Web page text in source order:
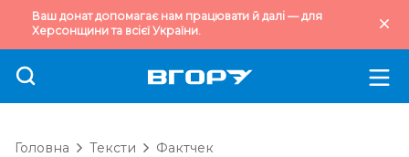
Ваш донат допомагає нам працювати й далі — для
Херсонщини та всієї України.
Головна Тексти Фактчек